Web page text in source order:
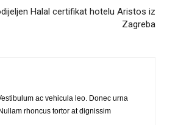
Halal certifikat hotelu Aristos iz
Zagreba
ac vehicula leo. Donec urna
rhoncus tortor at dignissim